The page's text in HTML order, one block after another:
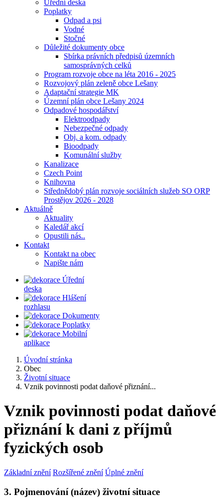
Úřední deska
Poplatky
Odpad a psi
Vodné
Stočné
Důležité dokumenty obce
Sbírka právních předpisů územních
samosprávných celků
Program rozvoje obce na léta 2016 - 2025
Rozvojový plán zeleně obce Lešany
Adaptační strategie MK
Územní plán obce Lešany 2024
Odpadové hospodářství
Elektroodpady
Nebezpečné odpady
Obj. a kom. odpady
Bioodpady
Komunální služby
Kanalizace
Czech Point
Knihovna
Střednědobý plán rozvoje sociálních služeb SO ORP
Prostějov 2026 - 2028
Aktuálně
Aktuality
Kaledář akcí
Opustili nás..
Kontakt
Kontakt na obec
Napište nám
Úřední
deska
Hlášení
rozhlasu
Dokumenty
Poplatky
Mobilní
aplikace
Úvodní stránka
Obec
Životní situace
Vznik povinnosti podat daňové přiznání...
Vznik povinnosti podat daňové
přiznání k dani z příjmů
fyzických osob
Základní znění Rozšířené znění Úplné znění
3. Pojmenování (název) životní situace